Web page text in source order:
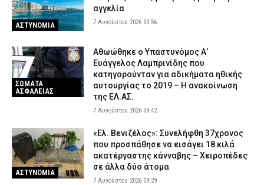
ΑΣΤΥΝΟΜΙΑ
αγγελία
7 Αυγούστου 2026 09:56
ΣΩΜΑΤΑ
ΑΣΦΑΛΕΙΑΣ
Αθωώθηκε ο Υπαστυνόμος Α’
Ευάγγελος Λαμπρινίδης που
κατηγορούνταν για αδικήματα ηθικής
αυτουργίας το 2019 – Η ανακοίνωση
της ΕΛ.ΑΣ.
7 Αυγούστου 2026 09:42
ΑΣΤΥΝΟΜΙΑ
«Ελ. Βενιζέλος»: Συνελήφθη 37χρονος
που προσπάθησε να εισάγει 18 κιλά
ακατέργαστης κάνναβης – Χειροπέδες
σε άλλα δύο άτομα
7 Αυγούστου 2026 09:29